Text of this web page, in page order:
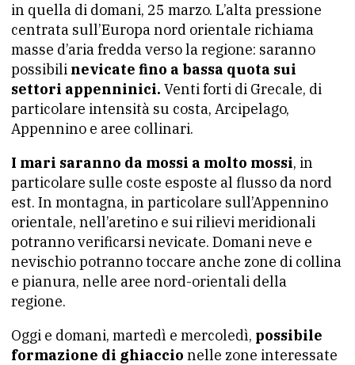
in quella di domani, 25 marzo. L’alta pressione
centrata sull’Europa nord orientale richiama
masse d’aria fredda verso la regione: saranno
possibili nevicate fino a bassa quota sui
settori appenninici. Venti forti di Grecale, di
particolare intensità su costa, Arcipelago,
Appennino e aree collinari.
I mari saranno da mossi a molto mossi, in
particolare sulle coste esposte al flusso da nord
est. In montagna, in particolare sull’Appennino
orientale, nell’aretino e sui rilievi meridionali
potranno verificarsi nevicate. Domani neve e
nevischio potranno toccare anche zone di collina
e pianura, nelle aree nord-orientali della
regione.
Oggi e domani, martedì e mercoledì, possibile
formazione di ghiaccio nelle zone interessate